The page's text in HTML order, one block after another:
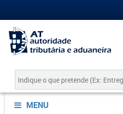
MENU